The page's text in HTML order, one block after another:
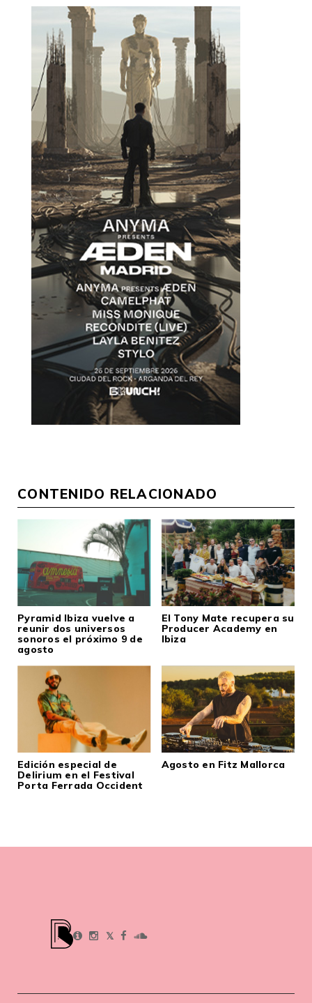
CONTENIDO RELACIONADO
Pyramid Ibiza vuelve a
reunir dos universos
sonoros el próximo 9 de
agosto
El Tony Mate recupera su
Producer Academy en
Ibiza
Edición especial de
Delirium en el Festival
Porta Ferrada Occident
Agosto en Fitz Mallorca
𝕏